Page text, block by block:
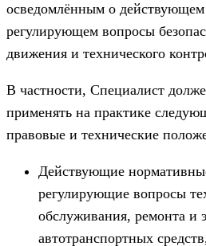
осведомлённым о действующем
регулирующем вопросы
движения и технического
В частности, Специалист
применять на практике
правовые и технические
Действующие
регулирующие вопросы
обслуживания, ремонта и
автотранспортных